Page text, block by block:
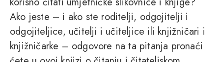
Ako jeste – i ako ste roditelji, odgojitelji i
odgojiteljice, učitelji i učiteljice ili knjižničari i
knjižničarke – odgovore na ta pitanja pronaći